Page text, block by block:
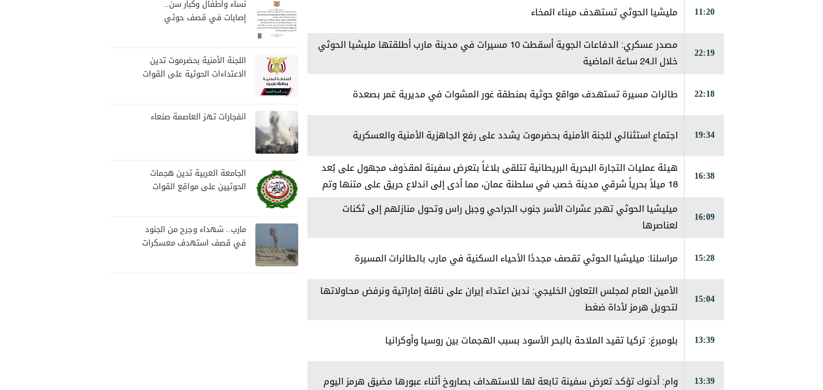
11:20 مليشيا الحوثي تستهدف ميناء المخاء
22:19
مصدر عسكري: الدفاعات الجوية أسقطت 10 مسيرات في مدينة مارب أطلقتها مليشيا الحوثي
خلال الـ24 ساعة الماضية
22:18 طائرات مسيرة تستهدف مواقع حوثية بمنطقة غور المشوات في مديرية غمر بصعدة
19:34 اجتماع استثنائي للجنة الأمنية بحضرموت يشدد على رفع الجاهزية الأمنية والعسكرية
16:38
هيئة عمليات التجارة البحرية البريطانية تتلقى بلاغاً بتعرض سفينة لمقذوف مجهول على بُعد
18 ميلاً بحرياً شرقي مدينة خصب في سلطنة عمان، مما أدى إلى اندلاع حريق على متنها وتم
16:09
ميليشيا الحوثي تهجر عشرات الأسر جنوب الجراحي وجبل راس وتحول منازلهم إلى ثكنات
لعناصرها
15:28 مراسلنا: ميليشيا الحوثي تقصف مجددًا الأحياء السكنية في مارب بالطائرات المسيرة
15:04
الأمين العام لمجلس التعاون الخليجي: ندين اعتداء إيران على ناقلة إماراتية ونرفض محاولاتها
لتحويل هرمز لأداة ضغط
13:39 بلومبرغ: تركيا تقيد الملاحة بالبحر الأسود بسبب الهجمات بين روسيا وأوكرانيا
13:39 وام: أدنوك تؤكد تعرض سفينة تابعة لها للاستهداف بصاروخ أثناء عبورها مضيق هرمز اليوم
نساء وأطفال وكبار سن..
إصابات في قصف حوثي
اللجنة الأمنية بحضرموت تدين
الاعتداءات الحوثية على القوات
انفجارات تهز العاصمة صنعاء
الجامعة العربية تدين هجمات
الحوثيين على مواقع القوات
مارب.. شهداء وجرح من الجنود
في قصف استهدف معسكرات